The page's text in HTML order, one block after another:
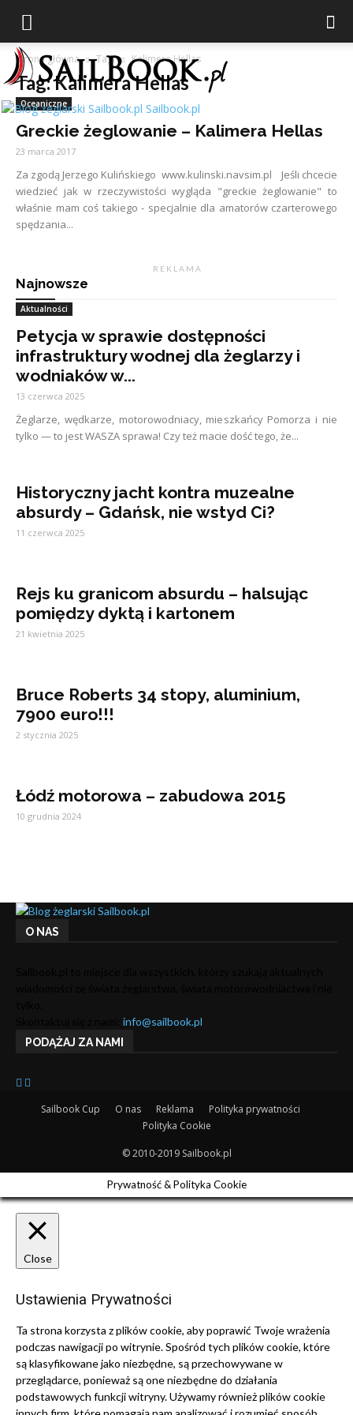
Sailbook.pl
Strona główna Tagi Kalimera Hellas
Tag: Kalimera Hellas
Oceaniczne
Greckie żeglowanie – Kalimera Hellas
23 marca 2017
Za zgodą Jerzego Kulińskiego www.kulinski.navsim.pl Jeśli chcecie
wiedzieć jak w rzeczywistości wygląda "greckie żeglowanie" to
właśnie mam coś takiego - specjalnie dla amatorów czarterowego
spędzania...
R E K L A M A
Najnowsze
Aktualności
Petycja w sprawie dostępności
infrastruktury wodnej dla żeglarzy i
wodniaków w...
13 czerwca 2025
Żeglarze, wędkarze, motorowodniacy, mieszkańcy Pomorza i nie
tylko — to jest WASZA sprawa! Czy też macie dość tego, że...
Historyczny jacht kontra muzealne
absurdy – Gdańsk, nie wstyd Ci?
11 czerwca 2025
Rejs ku granicom absurdu – halsując
pomiędzy dyktą i kartonem
21 kwietnia 2025
Bruce Roberts 34 stopy, aluminium,
7900 euro!!!
2 stycznia 2025
Łódź motorowa – zabudowa 2015
10 grudnia 2024
O NAS
info@sailbook.pl
PODĄŻAJ ZA NAMI
Sailbook Cup O nas Reklama
Polityka prywatności
Polityka Cookie
© 2010-2019 Sailbook.pl
Prywatność & Polityka Cookie
Close
Ustawienia Prywatności
Ta strona korzysta z plików cookie, aby poprawić Twoje wrażenia
podczas nawigacji po witrynie.Spośród tych plików cookie, które
są klasyfikowane jako niezbędne, są przechowywane w
przeglądarce, ponieważ są one niezbędne do działania
podstawowych funkcji witryny.Używamy również plików cookie